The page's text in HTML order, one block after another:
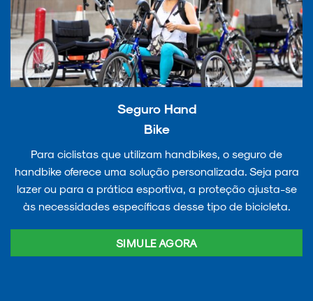
Seguro Hand
Bike
Para ciclistas que utilizam handbikes, o seguro de
handbike oferece uma solução personalizada. Seja para
lazer ou para a prática esportiva, a proteção ajusta-se
às necessidades específicas desse tipo de bicicleta.
SIMULE AGORA